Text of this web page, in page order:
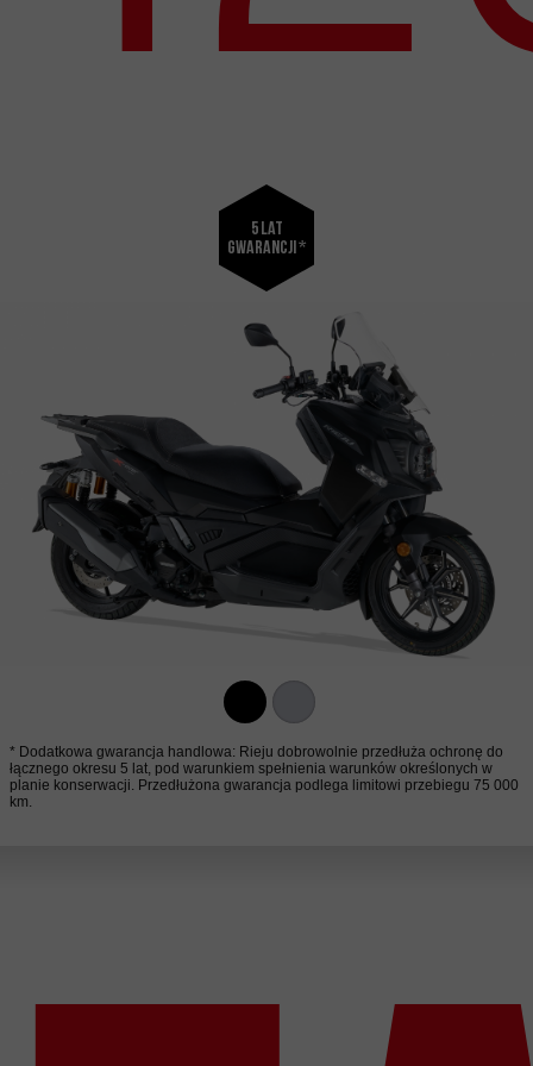
5 lat
gwarancji *
* Dodatkowa gwarancja handlowa: Rieju dobrowolnie przedłuża ochronę do
łącznego okresu 5 lat, pod warunkiem spełnienia warunków określonych w
planie konserwacji. Przedłużona gwarancja podlega limitowi przebiegu 75 000
km.